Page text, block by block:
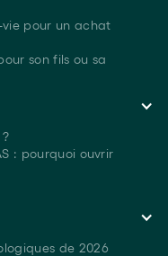
pour un achat
son fils ou sa
: pourquoi ouvrir
de 2026